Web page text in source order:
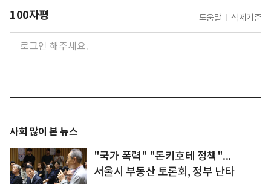
100자평 도움말 삭제기준
사회 많이 본 뉴스
"국가 폭력" "돈키호테 정책"...
서울시 부동산 토론회, 정부 난타